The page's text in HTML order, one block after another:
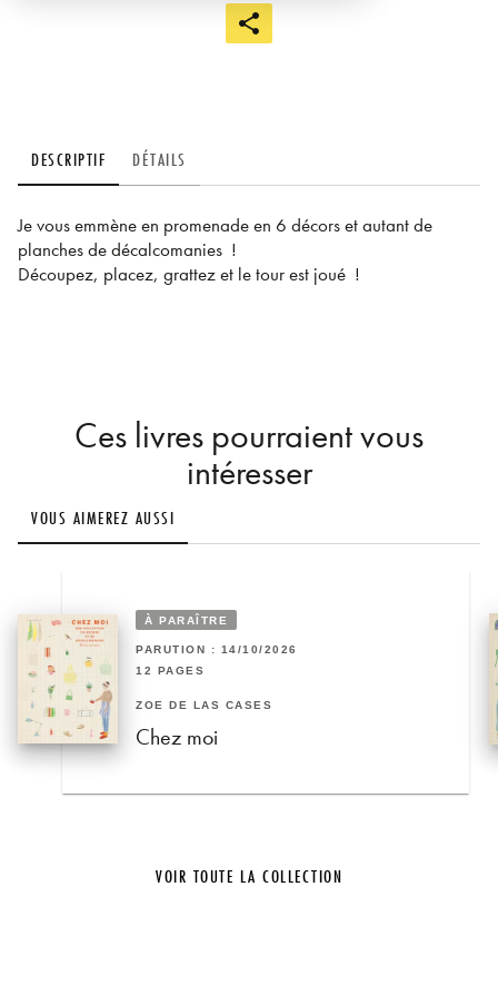
DESCRIPTIF DÉTAILS
Je vous emmène en promenade en 6 décors et autant de
planches de décalcomanies !
Découpez, placez, grattez et le tour est joué !
Ces livres pourraient vous
intéresser
VOUS AIMEREZ AUSSI
À PARAÎTRE
PARUTION : 14/10/2026
12 PAGES
ZOÉ DE LAS CASES
Chez moi
VOIR TOUTE LA COLLECTION